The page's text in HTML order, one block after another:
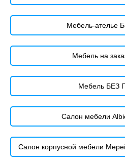
Мебель-ателье
Мебель на
Мебель БЕЗ
Салон мебели
Салон корпусной мебели